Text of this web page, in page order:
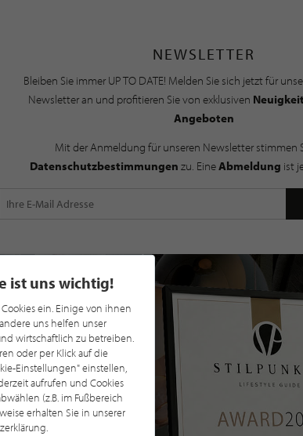
NEWSLETTER
Bleiben Sie immer UP TO DATE! Melden Sie sich jetzt für
Newsletter an und profitieren Sie von exklusiven
Angeboten
Mit der Anmeldung für unseren Newsletter stimmen
Datenschutzbestimmungen zu. EineAbmeldung ist
ist uns wichtig!
ein. Einige von ihnen
uns helfen unser
wirtschaftlich zu betreiben.
oder per Klick auf die
Einstellungen" einstellen,
aufrufen und Cookies
(z.B. im Fußbereich
erhalten Sie in unserer